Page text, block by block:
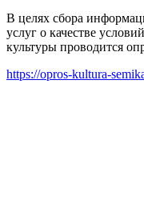
В целях сбора
услуг о качестве
культуры проводится
https://opros-kultura-